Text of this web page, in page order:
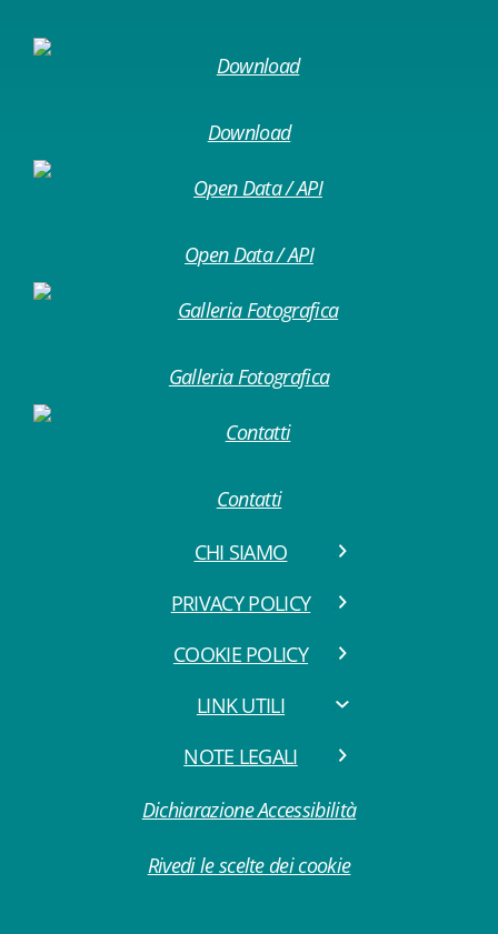
Download
Open Data / API
Galleria Fotografica
Contatti
CHI SIAMO
PRIVACY POLICY
COOKIE POLICY
LINK UTILI
NOTE LEGALI
Dichiarazione Accessibilità
Rivedi le scelte dei cookie